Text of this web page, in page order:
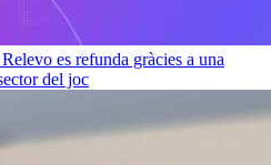
es refunda gràcies a una
del joc